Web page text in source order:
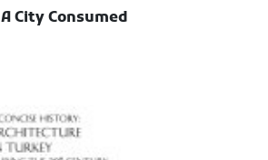
A City Consumed